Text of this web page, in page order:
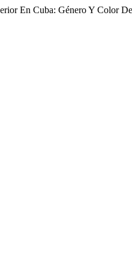
En Cuba: Género Y Color